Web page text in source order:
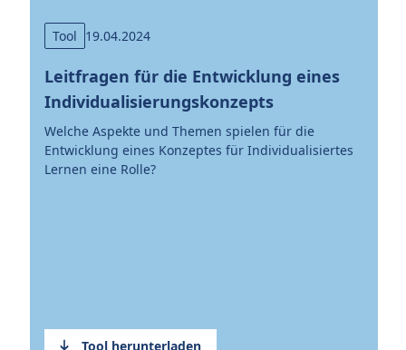
Tool 19.04.2024
Leitfragen für die Entwicklung eines
Individualisierungskonzepts
Welche Aspekte und Themen spielen für die
Entwicklung eines Konzeptes für Individualisiertes
Lernen eine Rolle?
Tool herunterladen